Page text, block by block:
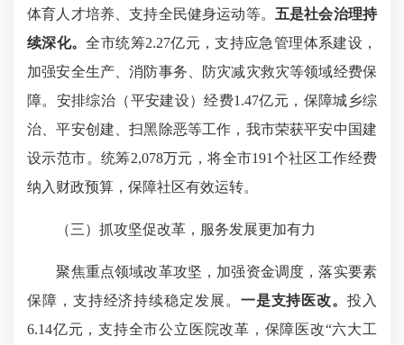
体育人才培养、支持全民健身运动等。 五是社会治理持
续深化。全市统筹2.27亿元，支持应急管理体系建设，
加强安全生产、消防事务、防灾减灾救灾等领域经费保
障。安排综治（平安建设）经费1.47亿元，保障城乡综
治、平安创建、扫黑除恶等工作，我市荣获平安中国建
设示范市。统筹2,078万元，将全市191个社区工作经费
纳入财政预算，保障社区有效运转。
（三）抓攻坚促改革，服务发展更加有力
聚焦重点领域改革攻坚，加强资金调度，落实要素
保障，支持经济持续稳定发展。 一是支持医改。投入
6.14亿元，支持全市公立医院改革，保障医改“六大工